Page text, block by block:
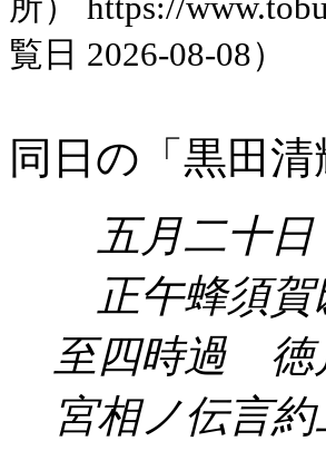
覧日 2026-08-08）
同日の「黒田
五月二十
正午蜂須
至四時過
宮相ノ伝言